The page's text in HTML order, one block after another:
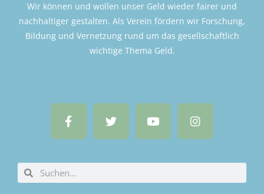
Wir können und wollen unser Geld wieder fairer und
nachhaltiger gestalten. Als Verein fördern wir Forschung,
Bildung und Vernetzung rund um das gesellschaftlich
wichtige Thema Geld.